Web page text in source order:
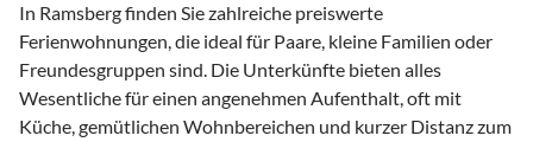
In Ramsberg finden Sie zahlreiche preiswerte
Ferienwohnungen, die ideal für Paare, kleine Familien oder
Freundesgruppen sind. Die Unterkünfte bieten alles
Wesentliche für einen angenehmen Aufenthalt, oft mit
Küche, gemütlichen Wohnbereichen und kurzer Distanz zum